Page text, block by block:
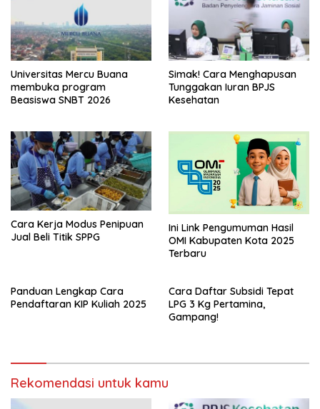
Universitas Mercu Buana
membuka program
Beasiswa SNBT 2026
Simak! Cara Menghapusan
Tunggakan Iuran BPJS
Kesehatan
Cara Kerja Modus Penipuan
Jual Beli Titik SPPG
Ini Link Pengumuman Hasil
OMI Kabupaten Kota 2025
Terbaru
Panduan Lengkap Cara
Pendaftaran KIP Kuliah 2025
Cara Daftar Subsidi Tepat
LPG 3 Kg Pertamina,
Gampang!
Rekomendasi untuk kamu